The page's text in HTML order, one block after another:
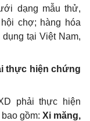
dạng mẫu thử,
chợ; hàng hóa
tại Việt Nam,
thực hiện chứng
phải thực hiện
gồm: Xi măng,